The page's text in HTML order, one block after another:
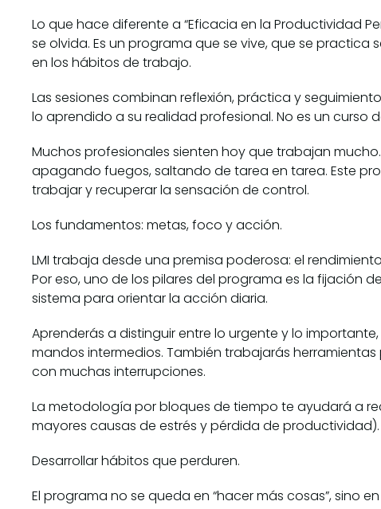
Lo que hace diferente a “Eficacia en la Productividad
se olvida. Es un programa que se vive, que se
en los hábitos de trabajo.
Las sesiones combinan reflexión, práctica y
lo aprendido a su realidad profesional. No es un curso
Muchos profesionales sienten hoy que trabajan
apagando fuegos, saltando de tarea en tarea. Este
trabajar y recuperar la sensación de control.
Los fundamentos: metas, foco y acción.
LMI trabaja desde una premisa poderosa: el
Por eso, uno de los pilares del programa es la fijación
sistema para orientar la acción diaria.
Aprenderás a distinguir entre lo urgente y lo
mandos intermedios. También trabajarás
con muchas interrupciones.
La metodología por bloques de tiempo te ayudará a
mayores causas de estrés y pérdida de productividad).
Desarrollar hábitos que perduren.
El programa no se queda en “hacer más cosas”, sino